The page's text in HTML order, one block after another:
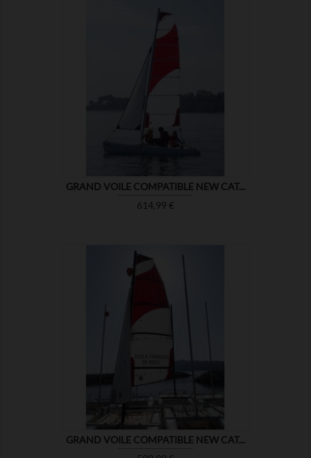
GRAND VOILE COMPATIBLE NEW CAT...
Prix
614,99 €
GRAND VOILE COMPATIBLE NEW CAT...